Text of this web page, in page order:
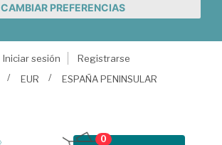
CAMBIAR PREFERENCIAS
Iniciar sesión
Registrarse
EUR ESPAÑA PENINSULAR
0